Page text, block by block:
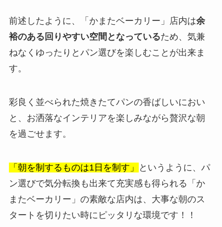
前述したように、「かまたベーカリー」店内は余
裕のある回りやすい空間となっているため、気兼
ねなくゆったりとパン選びを楽しむことが出来ま
す。
彩良く並べられた焼きたてパンの香ばしいにおい
と、お洒落なインテリアを楽しみながら贅沢な朝
を過ごせます。
「朝を制するものは1日を制す」
というように、パ
ン選びで気分転換も出来て充実感も得られる「か
またベーカリー」の素敵な店内は、大事な朝のス
タートを切りたい時にピッタリな環境です！！